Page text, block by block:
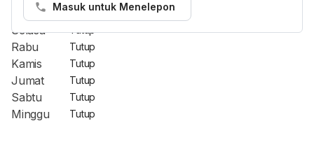
Masuk untuk Menelepon
Senin Tutup
Selasa Tutup
Rabu Tutup
Kamis Tutup
Jumat Tutup
Sabtu Tutup
Minggu Tutup